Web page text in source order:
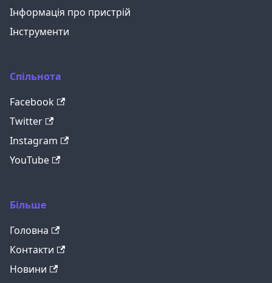
Інформація про пристрій
Інструменти
Спільнота
Facebook
Twitter
Instagram
YouTube
Більше
Головна
Контакти
Новини